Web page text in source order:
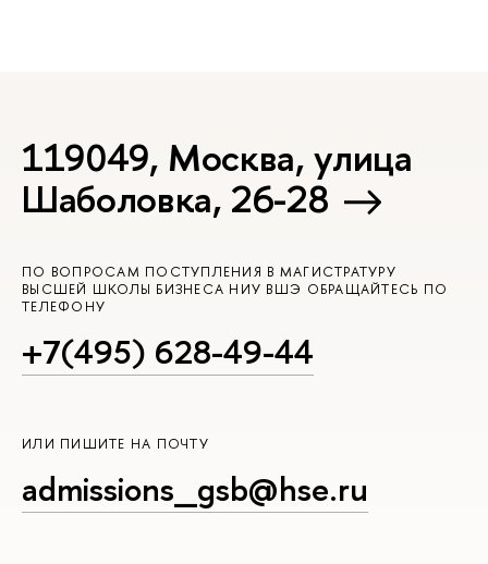
119049, Москва, улица
Шаболовка, 26-28
ПО ВОПРОСАМ ПОСТУПЛЕНИЯ В МАГИСТРАТУРУ
ЫСШЕЙ ШКОЛЫ БИЗНЕСА НИУ ВШЭ ОБРАЩАЙТЕСЬ ПО
ТЕЛЕФОНУ
+7(495) 628-49-44
ИЛИ ПИШИТЕ НА ПОЧТУ
admissions_gsb@hse.ru